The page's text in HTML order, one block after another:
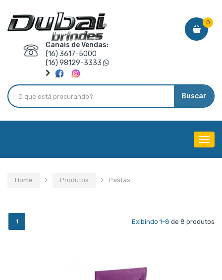
Canais de Vendas:
(16) 3617-5000
(16) 98129-3333
0
Buscar
Menu
Home
Produtos Pastas
1 Exibindo 1-8 de 8 produtos